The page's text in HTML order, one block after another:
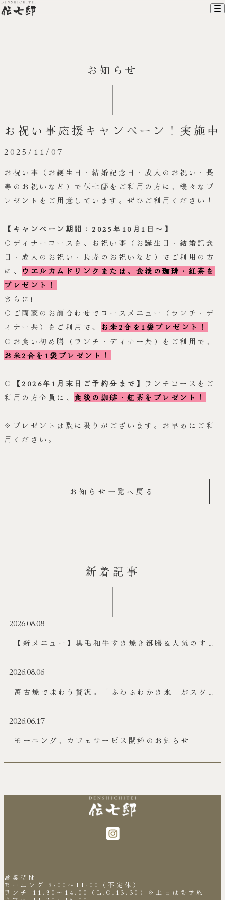
伝七邸について
アクセス
お知らせ
お問い合わせ
お知らせ
お祝い事応援キャンペーン！実施中
2025/11/07
お祝い事（お誕生日・結婚記念日・成人のお祝い・長
寿のお祝いなど）で伝七邸をご利用の方に、様々なプ
レゼントをご用意しています。ぜひご利用ください！
【キャンペーン期間：2025年10月1日～】
〇ディナーコースを、お祝い事（お誕生日・結婚記念
日・成人のお祝い・長寿のお祝いなど）でご利用の方
に、 ウエルカムドリンクまたは、食後の珈琲・紅茶を
プレゼント！
さらに!
〇ご両家のお顔合わせでコースメニュー（ランチ・デ
ィナー共）をご利用で、 お米2合を1袋プレゼント！
〇お食い初め膳（ランチ・ディナー共）をご利用で、
お米2合を1袋プレゼント！
〇 【2026年1月末日ご予約分まで】 ランチコースをご
利用の方全員に、 食後の珈琲・紅茶をプレゼント！
※プレゼントは数に限りがございます。お早めにご利
用ください。
お知らせ一覧へ戻る
新着記事
2026.08.08
【新メニュー】黒毛和牛すき焼き御膳＆人気のすき
2026.08.06
萬古焼で味わう贅沢。「ふわふわかき氷」がスター
2026.06.17
モーニング、カフェサービス開始のお知らせ
営業時間
モーニング 9:00～11:00（不定休）
ランチ 11:30～14:00（L.O.13:30）※土日は要予約